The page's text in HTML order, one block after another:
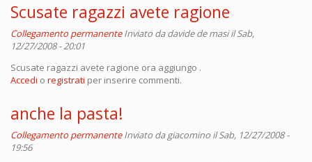
Scusate ragazzi avete ragione
Collegamento permanente Inviato dadavide de masiil Sab,
12/27/2008 - 20:01
Scusate ragazzi avete ragione ora aggiungo .
Accedi o registrati per inserire commenti.
anche la pasta!
Collegamento permanente Inviato dagiacomino il Sab, 12/27/2008 -
19:56